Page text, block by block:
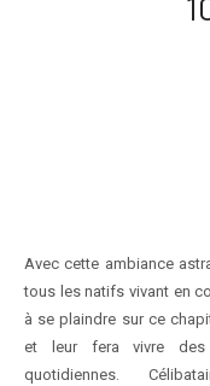
Avec cette ambiance
tous les natifs vivant en
à se plaindre sur ce
et leur fera vivre des
quotidiennes.